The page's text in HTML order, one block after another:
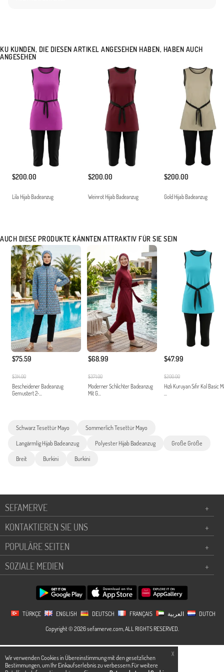
X
Wir verwenden Cookies in Übereinstimmung mit den gesetzlichen
Bestimmungen, um Ihr Einkaufserlebnis zu verbessern.Für weitere
aksesuarlarla tamamlayarak stilinizi plajlara taşıyabilirsiniz. Düşük ısıda yıkanması ve
direkt güneş ışığına maruz bırakılmadan kurutulması önerilir.ankeninin Ölçüleri: Beden
38, Boy 177 cm, Göğüs 90 cm, Bel 70 cm, Basen 98 cm
Made in Türkiye
KU KUNDEN, DIE DIESEN ARTIKEL ANGESEHEN HABEN, HABEN AUCH
ANGESEHEN
$200.00
Lila Hijab Badeanzug
$200.00
Weinrot Hijab Badeanzug
$200.00
Gold Hijab Badeanzug
AUCH DIESE PRODUKTE KÄNNTEN ATTRAKTIV FÜR SIE SEIN
$75.59
$314.00
Bescheidener Badeanzug
Gemustert 2-...
$68.99
$371.00
Moderner Schlichter Badeanzug
Mit G...
$47.99
$200.00
Hızlı Kuruyan Sıfır Kol Basic
...
Schwarz Tesettür Mayo Sommerlich Tesettür Mayo
Langärmlig Hijab Badeanzug Polyester Hijab Badeanzug Große Größe
Breit Burkini Burkini
SEFAMERVE
+
KONTAKTIEREN SIE UNS
+
POPULÄRE SEITEN
+
SOZIALE MEDIEN
+
TÜRKÇE ENGLISH DEUTSCH FRANÇAIS
DUTCH
Copyright © 2026 sefamerve.com, ALL RIGHTS RESERVED.